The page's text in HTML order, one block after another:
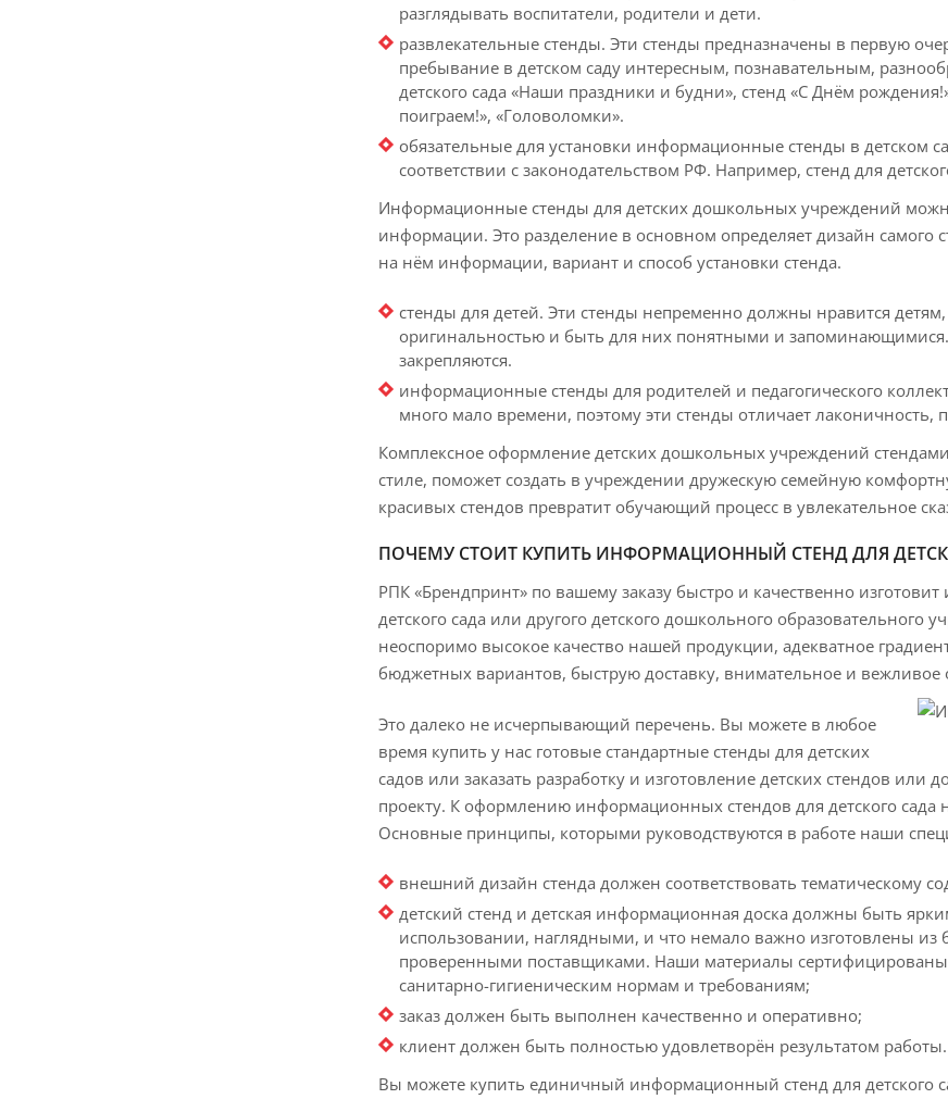
разглядывать воспитатели, родители и дети.
развлекательные стенды. Эти стенды предназначены в первую
пребывание в детском саду интересным, познавательным,
детского сада «Наши праздники и будни», стенд «С Днём
поиграем!», «Головоломки».
обязательные для установки информационные стенды в детском
соответствии с законодательством РФ. Например, стенд для
Информационные стенды для детских дошкольных учреждений
информации. Это разделение в основном определяет дизайн самого
на нём информации, вариант и способ установки стенда.
стенды для детей. Эти стенды непременно должны нравится
оригинальностью и быть для них понятными и
закрепляются.
информационные стенды для родителей и педагогического
много мало времени, поэтому эти стенды отличает
Комплексное оформление детских дошкольных учреждений
стиле, поможет создать в учреждении дружескую семейную
красивых стендов превратит обучающий процесс в увлекательное
ПОЧЕМУ СТОИТ КУПИТЬ ИНФОРМАЦИОННЫЙ СТЕНД ДЛЯ
РПК «Брендпринт» по вашему заказу быстро и качественно
детского сада или другого детского дошкольного
неоспоримо высокое качество нашей продукции, адекватное
бюджетных вариантов, быструю доставку, внимательное и
Это далеко не исчерпывающий перечень. Вы можете в любое
время купить у нас готовые стандартные стенды для детских
садов или заказать разработку и изготовление детских стендов
проекту. К оформлению информационных стендов для детского сада
Основные принципы, которыми руководствуются в работе наши
внешний дизайн стенда должен соответствовать тематическому
детский стенд и детская информационная доска должны быть
использовании, наглядными, и что немало важно изготовлены из
проверенными поставщиками. Наши материалы сертифицированы
санитарно-гигиеническим нормам и требованиям;
заказ должен быть выполнен качественно и оперативно;
клиент должен быть полностью удовлетворён результатом работы.
Вы можете купить единичный информационный стенд для детского